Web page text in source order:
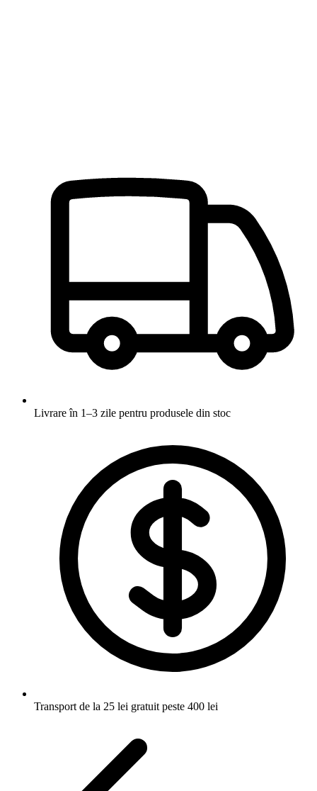
Livrare în 1–3 zile pentru produsele din stoc
Transport de la 25 lei gratuit peste 400 lei